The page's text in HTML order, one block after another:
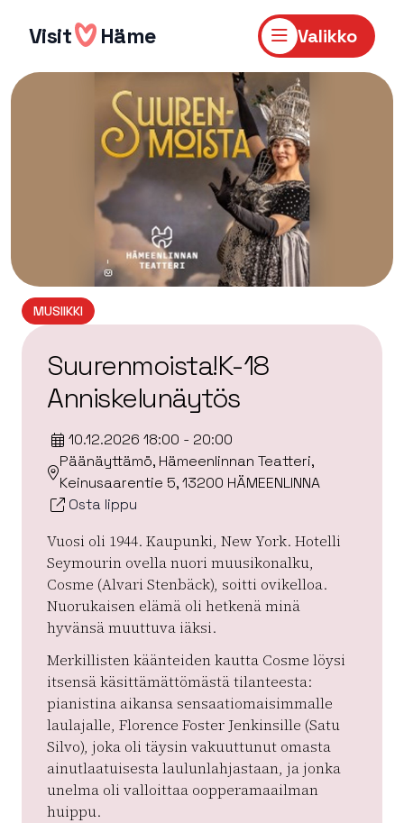
sisältöön
Visit Häme Valikko
MUSIIKKI
Suurenmoista!K-18
Anniskelunäytös
10.12.2026 18:00 - 20:00
Päänäyttämö, Hämeenlinnan Teatteri,
Keinusaarentie 5, 13200 HÄMEENLINNA
Osta lippu
Vuosi oli 1944. Kaupunki, New York. Hotelli
Seymourin ovella nuori muusikonalku,
Cosme (Alvari Stenbäck), soitti ovikelloa.
Nuorukaisen elämä oli hetkenä minä
hyvänsä muuttuva iäksi.
Merkillisten käänteiden kautta Cosme löysi
itsensä käsittämättömästä tilanteesta:
pianistina aikansa sensaatiomaisimmalle
laulajalle, Florence Foster Jenkinsille (Satu
Silvo), joka oli täysin vakuuttunut omasta
ainutlaatuisesta laulunlahjastaan, ja jonka
unelma oli valloittaa oopperamaailman
huippu.